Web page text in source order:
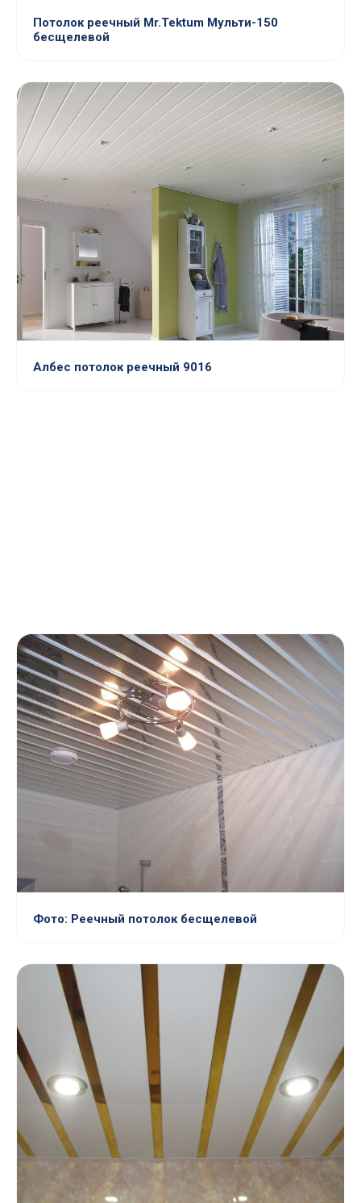
Потолок реечный Mr.Tektum Мульти-150
бесщелевой
Албес потолок реечный 9016
Фото: Реечный потолок бесщелевой